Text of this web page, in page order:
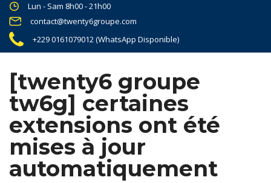
Lun - Sam 8h00 - 21h00
contact@twenty6groupe.com
+229 0161079012 (WhatsApp Disponible)
[twenty6 groupe
tw6g] certaines
extensions ont été
mises à jour
automatiquement